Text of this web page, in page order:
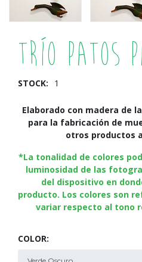
Trío Patos
STOCK: 1
Elaborado con madera de
para la fabricación de
otros productos
*La tonalidad de colores
luminosidad de las
del dispositivo en
producto. Los colores son
variar respecto al tono
COLOR: